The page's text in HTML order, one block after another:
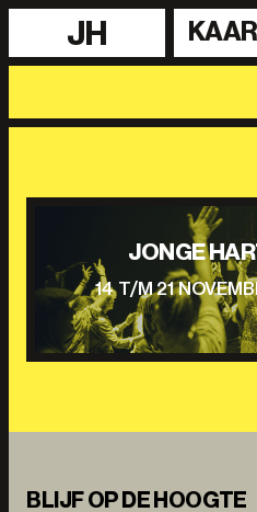
JH
JONGE
14 T/M 21
BLIJF OP DE HOOGTE